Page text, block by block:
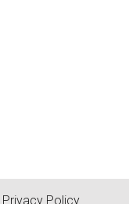
Privacy Policy